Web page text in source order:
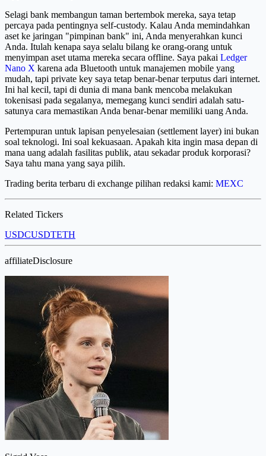
Selagi bank membangun taman bertembok mereka, saya tetap
percaya pada pentingnya self-custody. Kalau Anda memindahkan
aset ke jaringan "pimpinan bank" ini, Anda menyerahkan kunci
Anda. Itulah kenapa saya selalu bilang ke orang-orang untuk
menyimpan aset utama mereka secara offline. Saya pakai Ledger
Nano X karena ada Bluetooth untuk manajemen mobile yang
mudah, tapi private key saya tetap benar-benar terputus dari internet.
Ini hal kecil, tapi di dunia di mana bank mencoba melakukan
tokenisasi pada segalanya, memegang kunci sendiri adalah satu-
satunya cara memastikan Anda benar-benar memiliki uang Anda.
Pertempuran untuk lapisan penyelesaian (settlement layer) ini bukan
soal teknologi. Ini soal kekuasaan. Apakah kita ingin masa depan di
mana uang adalah fasilitas publik, atau sekadar produk korporasi?
Saya tahu mana yang saya pilih.
Trading berita terbaru di exchange pilihan redaksi kami: MEXC
Related Tickers
USDCUSDTETH
affiliateDisclosure